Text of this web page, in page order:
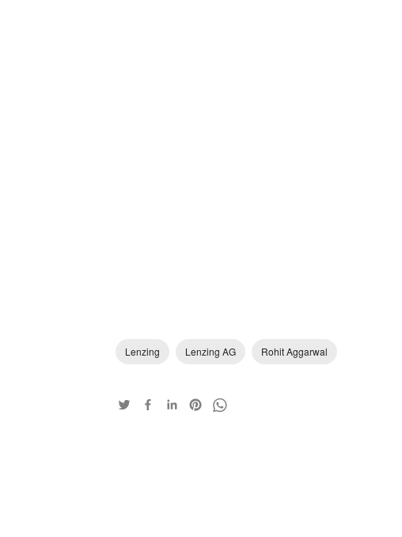
Lenzing Lenzing AG Rohit Aggarwal